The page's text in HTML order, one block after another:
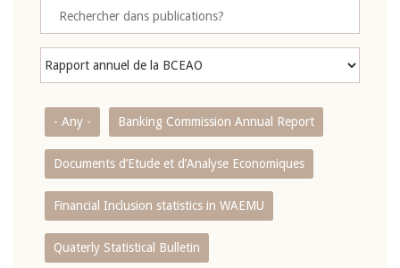
- Any - Banking Commission Annual Report
Documents d’Etude et d’Analyse Economiques
Financial Inclusion statistics in WAEMU
Quaterly Statistical Bulletin